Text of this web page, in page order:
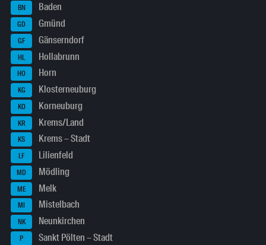
BN Baden
GD Gmünd
GF Gänserndorf
HL Hollabrunn
HO Horn
KG Klosterneuburg
KO Korneuburg
KR Krems/Land
KS Krems – Stadt
LF Lilienfeld
MD Mödling
ME Melk
MI Mistelbach
NK Neunkirchen
P Sankt Pölten – Stadt